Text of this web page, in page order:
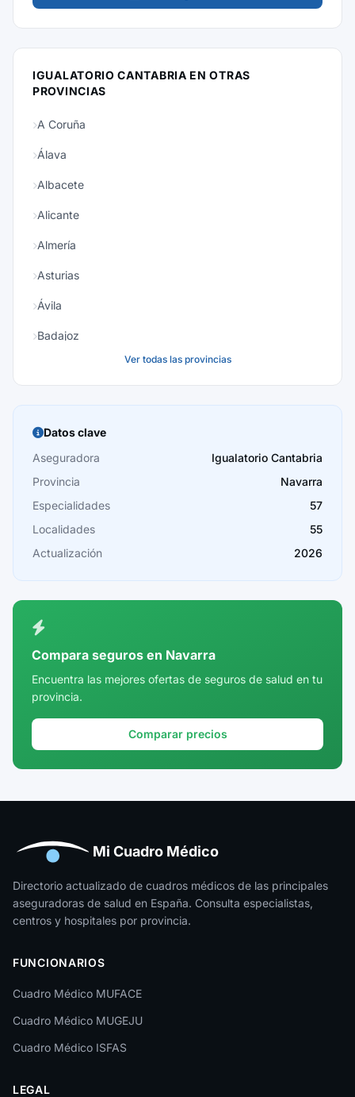
IGUALATORIO CANTABRIA EN OTRAS
PROVINCIAS
A Coruña
Álava
Albacete
Alicante
Almería
Asturias
Ávila
Badajoz
Burgos
Cáceres
Cádiz
Cantabria
Castellón
Córdoba
Cuenca
Girona
Huesca
Jaén
La Rioja
León
Lleida
Lugo
Málaga
Ver todas las provincias
Datos clave
Aseguradora
Igualatorio Cantabria
Provincia
Navarra
Especialidades
57
Localidades
55
Actualización
2026
Compara seguros en Navarra
Encuentra las mejores ofertas de seguros de salud en tu
provincia.
Comparar precios
Mi Cuadro Médico
Directorio actualizado de cuadros médicos de las principales
aseguradoras de salud en España. Consulta especialistas,
centros y hospitales por provincia.
FUNCIONARIOS
Cuadro Médico MUFACE
Cuadro Médico MUGEJU
Cuadro Médico ISFAS
LEGAL